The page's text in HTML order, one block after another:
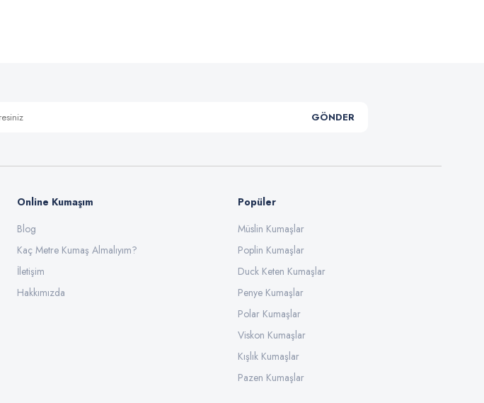
Gönder
GÖNDER
Online Kumaşım
Blog
Kaç Metre Kumaş Almalıyım?
İletişim
Hakkımızda
Popüler
Müslin Kumaşlar
Poplin Kumaşlar
Duck Keten Kumaşlar
Penye Kumaşlar
Polar Kumaşlar
Viskon Kumaşlar
Kışlık Kumaşlar
Pazen Kumaşlar